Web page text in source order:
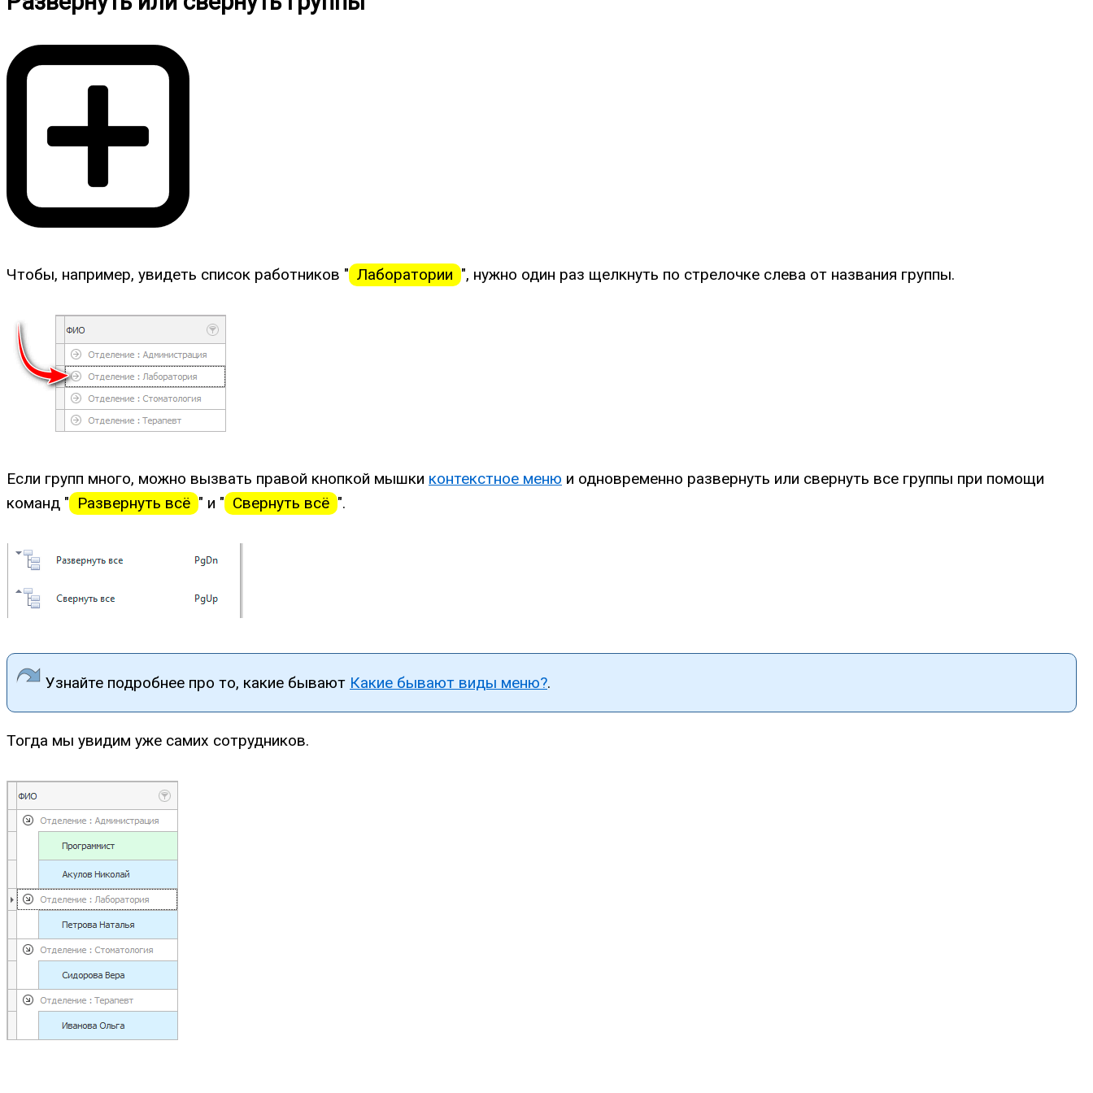
Чтобы, например, увидеть список работников " Лаборатории ", нужно один раз щелкнуть по стрелочке слева от названия группы.
Если групп много, можно вызвать правой кнопкой мышки контекстное меню и одновременно развернуть или свернуть все группы при помощи
команд " Развернуть всё " и " Свернуть всё ".
Узнайте подробнее про то, какие бывают Какие бывают виды меню?.
Тогда мы увидим уже самих сотрудников.